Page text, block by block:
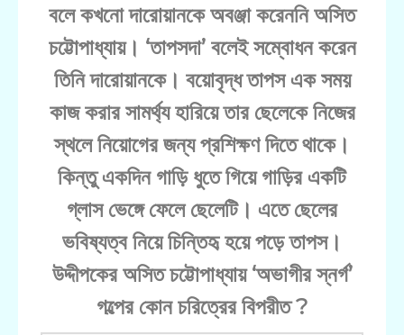
বলে কখনো দারোয়ানকে অবঞ্জা করেননি অসিত
চট্টোপাধ্যায়। ‘তাপসদা’ বলেই সম্বোধন করেন
তিনি দারোয়ানকে। বয়োবৃদ্ধ তাপস এক সময়
কাজ করার সামর্থ্য হারিয়ে তার ছেলেকে নিজের
স্থলে নিয়োগের জন্য প্রশিক্ষণ দিতে থাকে।
কিন্তু একদিন গাড়ি ধুতে গিয়ে গাড়ির একটি
গ্লাস ভেঙ্গে ফেলে ছেলেটি। এতে ছেলের
ভবিষ্যত্ব নিয়ে চিন্তিহৃ হয়ে পড়ে তাপস।
উদ্দীপকের অসিত চট্টোপাধ্যায় ‘অভাগীর স্নর্গ’
গল্পের কোন চরিত্রের বিপরীত ?